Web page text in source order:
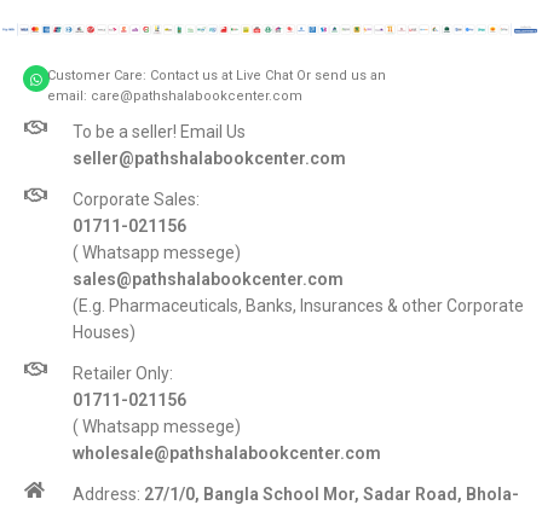
Customer Care: Contact us at Live Chat Or send us an
email: care@pathshalabookcenter.com
To be a seller! Email Us
seller@pathshalabookcenter.com
Corporate Sales:
01711-021156
( Whatsapp messege)
sales@pathshalabookcenter.com
(E.g. Pharmaceuticals, Banks, Insurances & other Corporate
Houses)
Retailer Only:
01711-021156
( Whatsapp messege)
wholesale@pathshalabookcenter.com
Address: 27/1/0, Bangla School Mor, Sadar Road, Bhola-